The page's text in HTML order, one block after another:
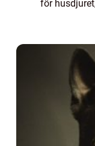
för